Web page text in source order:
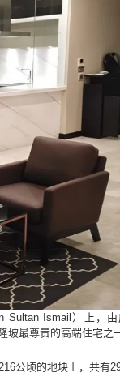
Ismail）上，
最尊贵的高端住宅之
公顷的地块上，共有